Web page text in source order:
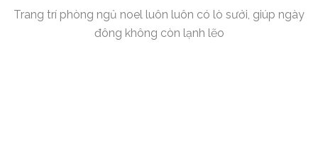
Trang trí phòng ngủ noel luôn luôn có lò sưởi, giúp ngày
đông không còn lạnh lẽo